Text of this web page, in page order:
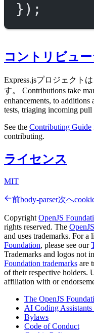
});
コントリビュ
Express.jsプロジェクト
す。 Contributions take
enhancements, to
tests, triaging incoming pull
See the Contributing Guide
contributing.
ライセンス
MIT
前body-parser次へ
CopyrightOpenJS
rights reserved. The
and uses trademarks. For a
Foundation, please see our
Trademarks and logos not
Foundation trademarks are
of their respective holders.
affiliation with or
The OpenJS
AI Coding
Bylaws
Code of Conduct